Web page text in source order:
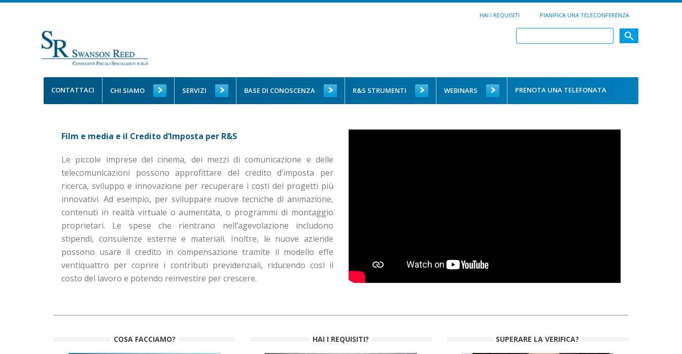
HAI I REQUISITI PIANIFICA UNA TELECONFERENZA
CONTATTACI CHI SIAMO SERVIZI BASE DI CONOSCENZA R&S STRUMENTI WEBINARS PRENOTA UNA TELEFONATA
Film e media e il Credito d’Imposta per R&S
Le piccole imprese del cinema, dei mezzi di comunicazione e delle
telecomunicazioni possono approfittare del credito d’imposta per
ricerca, sviluppo e innovazione per recuperare i costi dei progetti più
innovativi. Ad esempio, per sviluppare nuove tecniche di animazione,
contenuti in realtà virtuale o aumentata, o programmi di montaggio
proprietari. Le spese che rientrano nell’agevolazione includono
stipendi, consulenze esterne e materiali. Inoltre, le nuove aziende
possono usare il credito in compensazione tramite il modello effe
ventiquattro per coprire i contributi previdenziali, riducendo così il
costo del lavoro e potendo reinvestire per crescere.
COSA FACCIAMO? HAI I REQUISITI? SUPERARE LA VERIFICA?